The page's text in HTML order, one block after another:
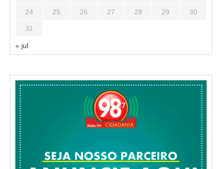
24 25 26 27 28 29 30
31
« jul